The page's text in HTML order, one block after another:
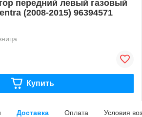
передний левый газовый
(2008-2015) 96394571
Купить
Доставка Оплата Условия